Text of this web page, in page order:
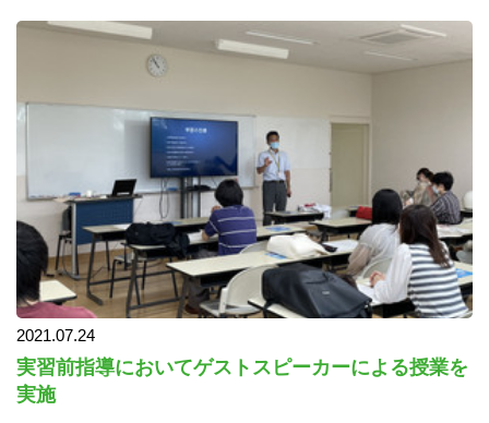
2021.07.24
実習前指導においてゲストスピーカーによる授業を
実施